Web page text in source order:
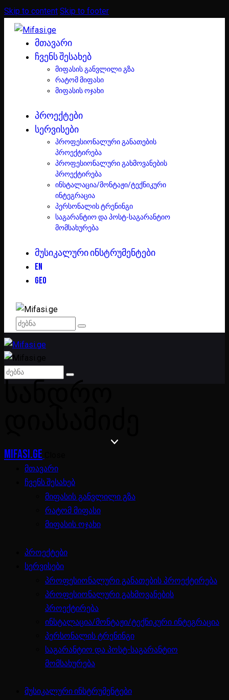
Skip to content Skip to footer
ᲛᲗᲐᲕᲐᲠᲘ
ᲩᲕᲔᲜᲡ ᲨᲔᲡᲐᲮᲔᲑ
მიფასის განვლილი გზა
რატომ მიფასი
მიფასის ოჯახი
ᲞᲠᲝᲔᲥᲢᲔᲑᲘ
ᲡᲔᲠᲕᲘᲡᲔᲑᲘ
პროფესიონალური განათების
პროექტირება
პროფესიონალური გახმოვანების
პროექტირება
ინსტალაცია/მონტაჟი/ტექნიკური
ინტეგრაცია
პერსონალის ტრენინგი
საგარანტიო და პოსტ-საგარანტიო
მომსახურება
ᲛᲣᲡᲘᲙᲐᲚᲣᲠᲘ ᲘᲜᲡᲢᲠᲣᲛᲔᲜᲢᲔᲑᲘ
EN
GEO
ᲡᲐᲜᲓᲠᲝ
Mifasi.ge
მთავარი
ჩვენს შესახებ
მიფასის განვლილი გზა
რატომ მიფასი
მიფასის ოჯახი
პროექტები
სერვისები
პროფესიონალური განათების პროექტირება
პროფესიონალური გახმოვანების
პროექტირება
ინსტალაცია/მონტაჟი/ტექნიკური ინტეგრაცია
პერსონალის ტრენინგი
საგარანტიო და პოსტ-საგარანტიო
მომსახურება
მუსიკალური ინსტრუმენტები